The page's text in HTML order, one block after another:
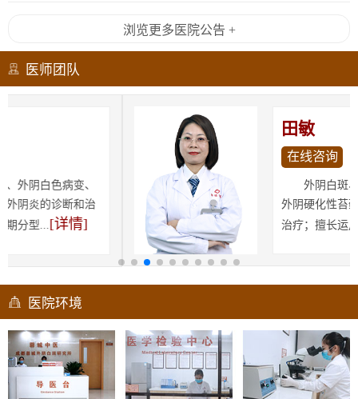
浏览更多医院公告 +
医师团队
田敏
在线咨询
外阴白斑、儿童外阴白斑、
外阴硬化性苔藓的诊断和中医药
治疗；擅长运用中医...
[详情]
医院环境